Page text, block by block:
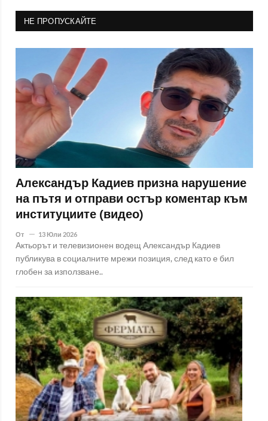
НЕ ПРОПУСКАЙТЕ
Александър Кадиев призна нарушение
на пътя и отправи остър коментар към
институциите (видео)
От 13 Юли 2026
Актьорът и телевизионен водещ Александър Кадиев
публикува в социалните мрежи позиция, след като е бил
глобен за използване..